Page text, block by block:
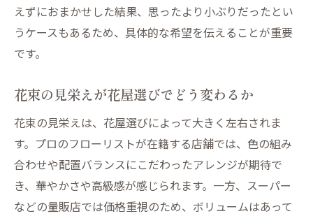
えずにおまかせした結果、思ったより小ぶりだったとい
うケースもあるため、具体的な希望を伝えることが重要
です。
花束の見栄えが花屋選びでどう変わるか
花束の見栄えは、花屋選びによって大きく左右されま
す。プロのフローリストが在籍する店舗では、色の組み
合わせや配置バランスにこだわったアレンジが期待で
き、華やかさや高級感が感じられます。一方、スーパー
などの量販店では価格重視のため、ボリュームはあって